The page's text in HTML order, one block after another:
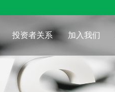
投资者关系 加入我们